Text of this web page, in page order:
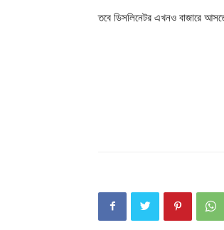
তবে ডিসলিনেটর এখনও বাজারে